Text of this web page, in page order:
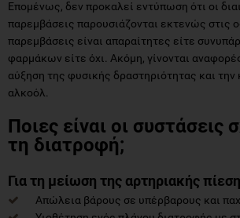
Επομένως, δεν προκαλεί εντύπωση ότι οι
παρεμβάσεις παρουσιάζονται εκτενώς στις
παρεμβάσεις είναι απαραίτητες είτε
φαρμάκων είτε όχι. Ακόμη, γίνονται
αύξηση της φυσικής δραστηριότητας και
αλκοόλ.
Ποιες είναι οι συστάσεις
τη διατροφή;
Για τη μείωση της αρτηριακής
Απώλεια βάρους σε υπέρβαρους και